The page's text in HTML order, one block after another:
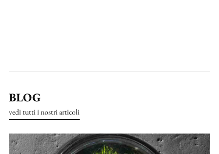
BLOG
vedi tutti i nostri articoli